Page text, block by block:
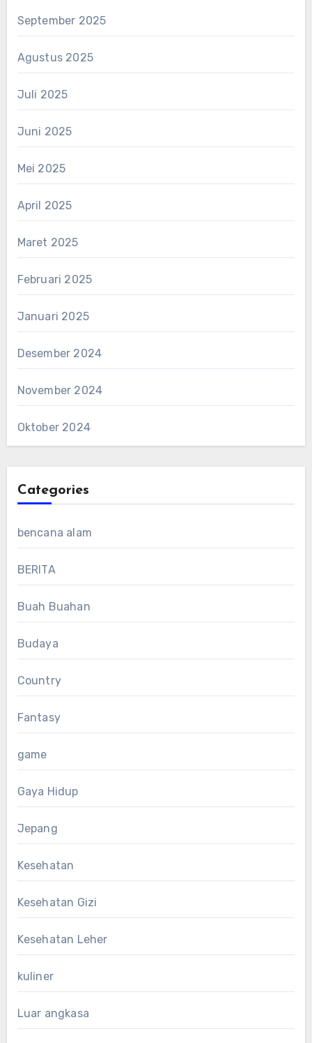
September 2025
Agustus 2025
Juli 2025
Juni 2025
Mei 2025
April 2025
Maret 2025
Februari 2025
Januari 2025
Desember 2024
November 2024
Oktober 2024
Categories
bencana alam
BERITA
Buah Buahan
Budaya
Country
Fantasy
game
Gaya Hidup
Jepang
Kesehatan
Kesehatan Gizi
Kesehatan Leher
kuliner
Luar angkasa